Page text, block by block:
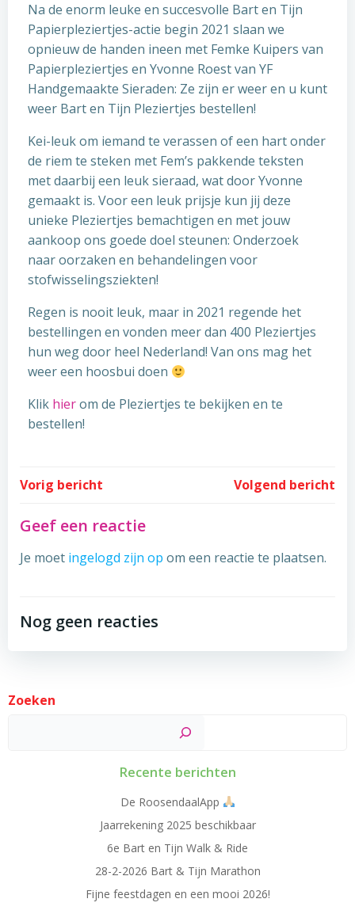
Na de enorm leuke en succesvolle Bart en Tijn
Papierpleziertjes-actie begin 2021 slaan we
opnieuw de handen ineen met Femke Kuipers van
Papierpleziertjes en Yvonne Roest van YF
Handgemaakte Sieraden: Ze zijn er weer en u kunt
weer Bart en Tijn Pleziertjes bestellen!
Kei-leuk om iemand te verassen of een hart onder
de riem te steken met Fem’s pakkende teksten
met daarbij een leuk sieraad, wat door Yvonne
gemaakt is. Voor een leuk prijsje kun jij deze
unieke Pleziertjes bemachtigen en met jouw
aankoop ons goede doel steunen: Onderzoek
naar oorzaken en behandelingen voor
stofwisselingsziekten!
Regen is nooit leuk, maar in 2021 regende het
bestellingen en vonden meer dan 400 Pleziertjes
hun weg door heel Nederland! Van ons mag het
weer een hoosbui doen
Klik hierom de Pleziertjes te bekijken en te
bestellen!
Post
navigation
Vorig bericht
PostVolgend bericht
Geef een reactie
Je moet ingelogd zijn op om een reactie te plaatsen.
Nog geen reacties
Zoeken
Recente berichten
De RoosendaalApp
Jaarrekening 2025 beschikbaar
6e Bart en Tijn Walk & Ride
28-2-2026 Bart & Tijn Marathon
Fijne feestdagen en een mooi 2026!